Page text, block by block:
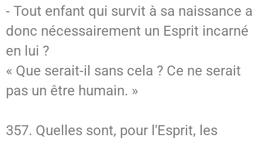
- Tout enfant qui survit à sa naissance a
donc nécessairement un Esprit incarné
en lui ?
« Que serait-il sans cela ? Ce ne serait
pas un être humain. »
357. Quelles sont, pour l'Esprit, les